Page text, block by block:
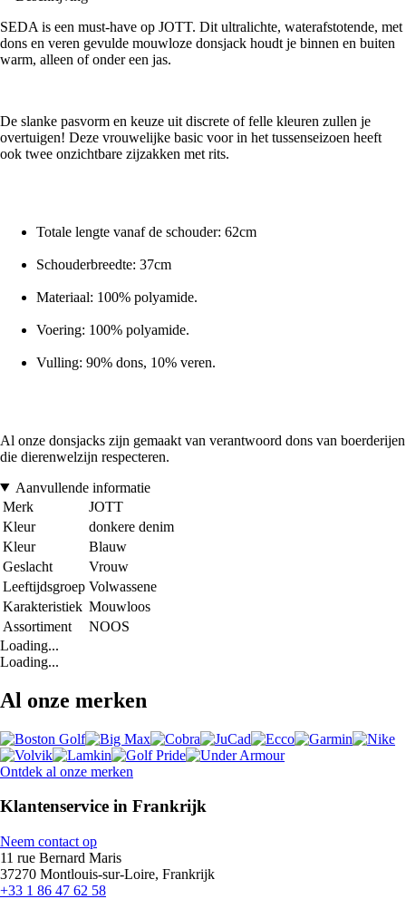
SEDA is een must-have op JOTT. Dit ultralichte, waterafstotende, met
dons en veren gevulde mouwloze donsjack houdt je binnen en buiten
warm, alleen of onder een jas.
De slanke pasvorm en keuze uit discrete of felle kleuren zullen je
overtuigen! Deze vrouwelijke basic voor in het tussenseizoen heeft
ook twee onzichtbare zijzakken met rits.
Totale lengte vanaf de schouder: 62cm
Schouderbreedte: 37cm
Materiaal: 100% polyamide.
Voering: 100% polyamide.
Vulling: 90% dons, 10% veren.
Al onze donsjacks zijn gemaakt van verantwoord dons van boerderijen
die dierenwelzijn respecteren.
Aanvullende informatie
Merk
JOTT
Kleur
donkere denim
Kleur
Blauw
Geslacht
Vrouw
Leeftijdsgroep Volwassene
Karakteristiek Mouwloos
Assortiment
NOOS
Loading...
Loading...
Al onze merken
Ontdek al onze merken
Klantenservice in Frankrijk
Neem contact op
11 rue Bernard Maris
37270 Montlouis-sur-Loire, Frankrijk
+33 1 86 47 62 58